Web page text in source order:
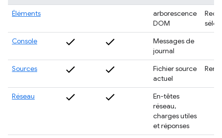
Éléments
arborescence
DOM
Console
Messages de
journal
Sources
Fichier source
actuel
Réseau
En-têtes
réseau,
charges utiles
et réponses